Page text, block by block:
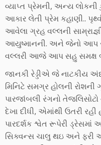
વ્યાપ્ત પ્રેમની, અન્ય
આકાર લેતી પ્રેમ કહાણી..
આવેલા ગ્રહ વલ્લની
આયુષ્માનની. અને જેનો આપ
વલ્લરી આજે આપ સહુ સમક્ષ
જાનકી રેડ્ડીએ જે નાટકીય
મિનિટે સમગ્ર હોલની
પારજાંબલી રંગનો
દેખા દીધી, એમાંથી ઉતરી રહી
પારદર્શક શ્વેત રૂપેરી ડ્રેસમાં
સિક્વન્સ ચાલુ થઇ અને ફરી